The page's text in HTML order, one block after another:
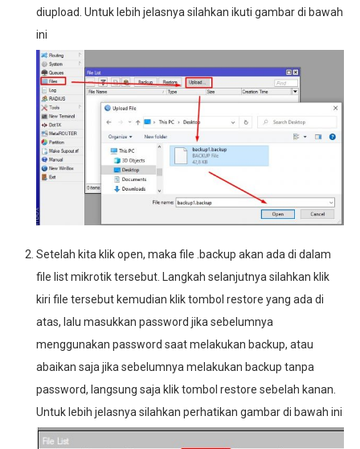
diupload. Untuk lebih jelasnya silahkan ikuti gambar di bawah
ini
Setelah kita klik open, maka file .backup akan ada di dalam
file list mikrotik tersebut. Langkah selanjutnya silahkan klik
kiri file tersebut kemudian klik tombol restore yang ada di
atas, lalu masukkan password jika sebelumnya
menggunakan password saat melakukan backup, atau
abaikan saja jika sebelumnya melakukan backup tanpa
password, langsung saja klik tombol restore sebelah kanan.
Untuk lebih jelasnya silahkan perhatikan gambar di bawah ini